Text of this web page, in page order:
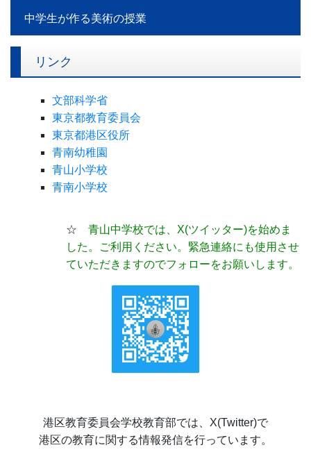
中学生が作る美術の授業
リンク
文部科学省
東京都教育委員会
東京都港区役所
青南幼稚園
青山小学校
青南小学校
☆ 青山中学校では、X(ツイッター)を始めま
した。ご利用ください。緊急連絡にも使用させ
ていただきますのでフォローをお願いします。
港区教育委員会学校教育部では、X(Twitter)で
港区の教育に関する情報発信を行っています。